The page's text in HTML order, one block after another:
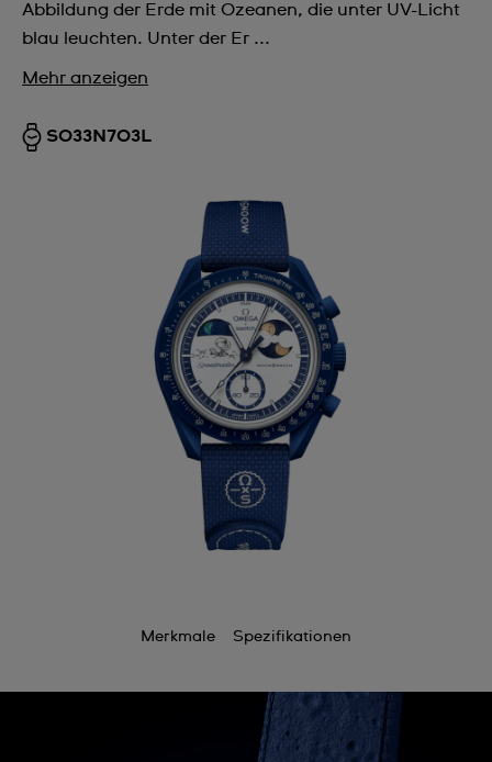
Abbildung der Erde mit Ozeanen, die unter UV-Licht
blau leuchten. Unter der Er ...
Mehr anzeigen
SO33N703L
Merkmale Spezifikationen